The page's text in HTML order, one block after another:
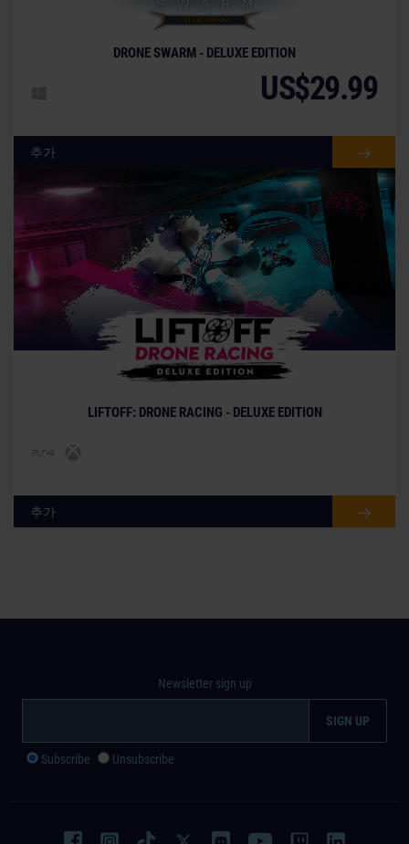
DRONE SWARM - DELUXE EDITION
US$29.99
추가
LIFTOFF: DRONE RACING - DELUXE EDITION
추가
Newsletter sign up
Subscribe Unsubscribe